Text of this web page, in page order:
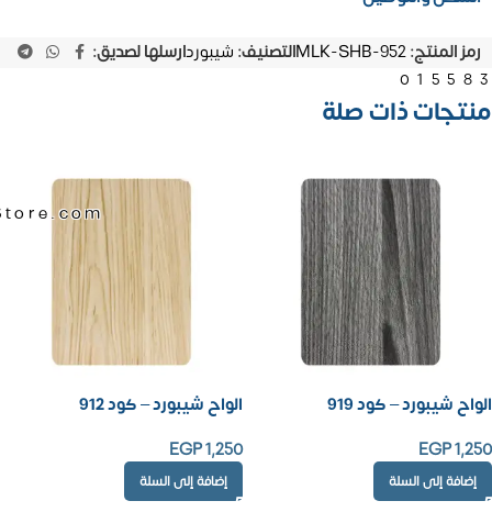
رمز المنتج:MLK-SHB-952التصنيف: شيبوردارسلها لصديق:
منتجات ذات صلة
الواح شيبورد – كود 919
EGP1,250
إضافة إلى السلة
الواح شيبورد – كود 912
EGP1,250
إضافة إلى السلة